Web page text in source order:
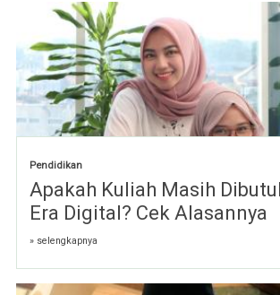
Pendidikan
Apakah Kuliah Masih
Era Digital? Cek Alasannya
» selengkapnya